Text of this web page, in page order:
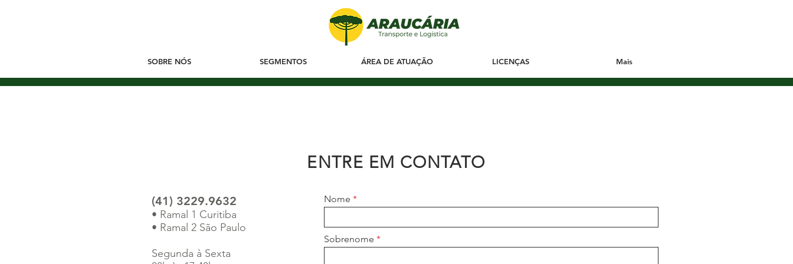
SOBRE NÓS SEGMENTOS ÁREA DE ATUAÇÃO LICENÇAS Mais
ENTRE EM CONTATO
(41) 3229.9632
​• Ramal 1 Curitiba
• Ramal 2 São Paulo
Segunda à Sexta
Nome
Sobrenome